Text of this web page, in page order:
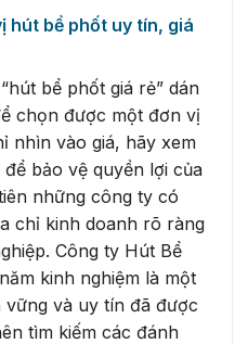
hút bể phốt uy tín, giá
bể phốt giá rẻ” dán
chọn được một đơn vị
nhìn vào giá, hãy xem
bảo vệ quyền lợi của
những công ty có
chỉ kinh doanh rõ ràng
Công ty Hút Bể
kinh nghiệm là một
và uy tín đã được
tìm kiếm các đánh